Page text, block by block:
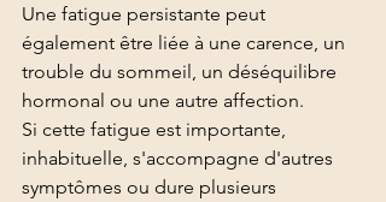
Une fatigue persistante peut
également être liée à une carence, un
trouble du sommeil, un déséquilibre
hormonal ou une autre affection.
Si cette fatigue est importante,
inhabituelle, s'accompagne d'autres
symptômes ou dure plusieurs